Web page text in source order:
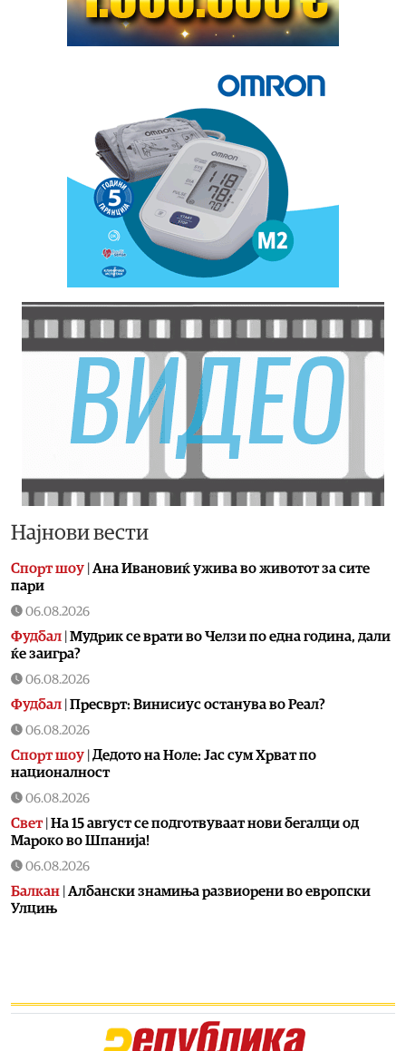
Најнови вести
Спорт шоу Aна Ивановиќ ужива во животот за сите
пари
06.08.2026
Фудбал Мудрик се врати во Челзи по една година, дали
ќе заигра?
06.08.2026
Фудбал Пресврт: Винисиус останува во Реал?
06.08.2026
Спорт шоу Дедото на Ноле: Јас сум Хрват по
националност
06.08.2026
Свет| На 15 август се подготвуваат нови бегалци од
Мароко во Шпанија!
06.08.2026
Балкан Албански знамиња развиорени во европски
Улцињ
06.08.2026
Помалку првачиња, помалку иднина:
Демографската криза веќе стигна до училишните